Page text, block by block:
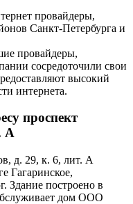
провайдеры,
Санкт-Петербурга и
провайдеры,
сосредоточили свои
высокий
интернета.
проспект
А
д. 29, к. 6, лит. А
Гагаринское,
Здание построено в
дом ООО